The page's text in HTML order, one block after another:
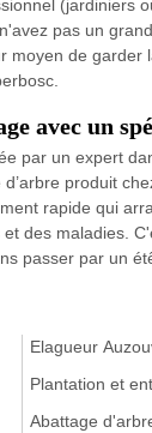
(jardiniers
pas un
de garder
avec un
par un expert
produit
rapide qui
des maladies.
passer par un
Elagueur
Plantation et
Abattage